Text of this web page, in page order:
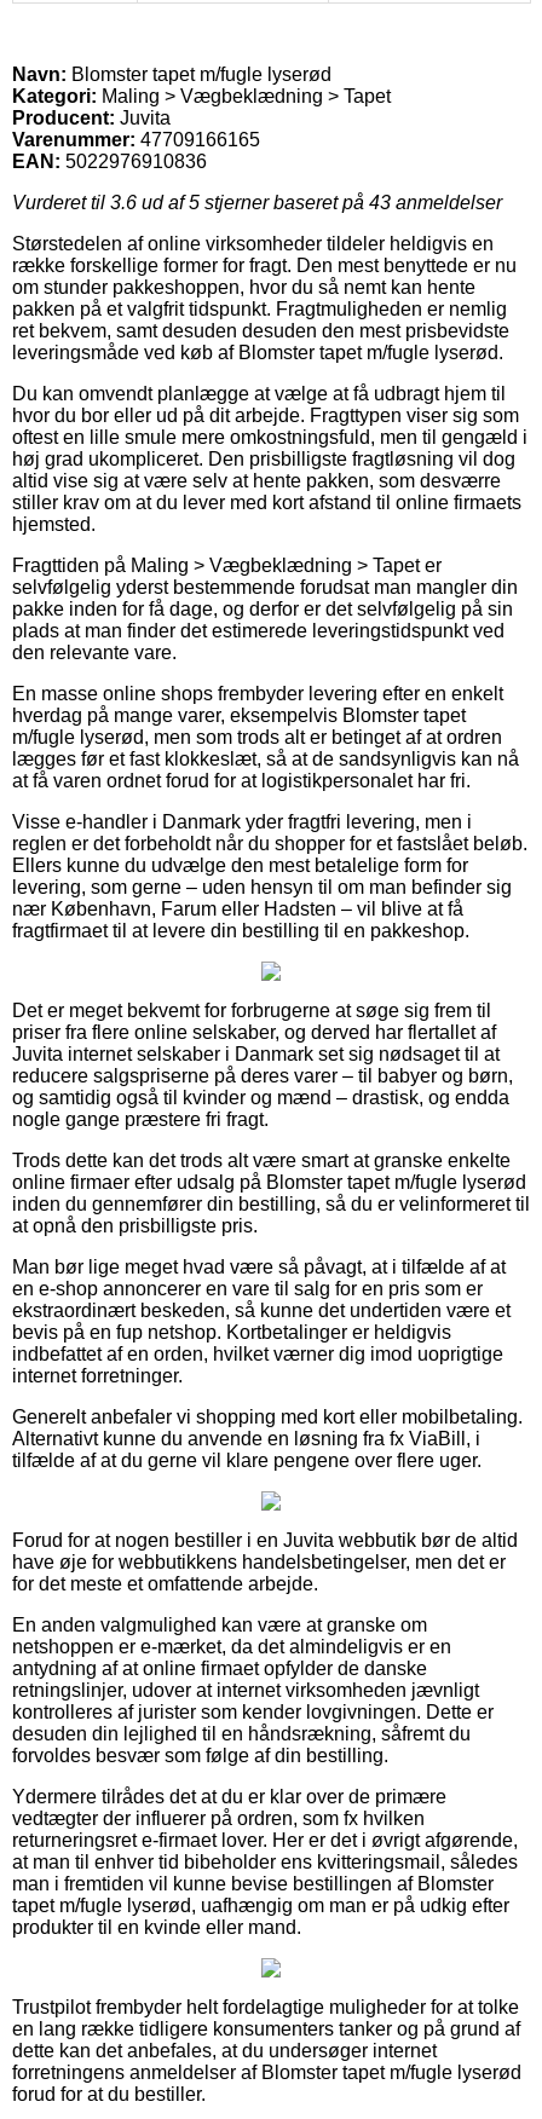
Navn: Blomster tapet m/fugle lyserød
Kategori: Maling > Vægbeklædning > Tapet
Producent: Juvita
Varenummer: 47709166165
EAN: 5022976910836
Vurderet til 3.6 ud af 5 stjerner baseret på 43 anmeldelser
Størstedelen af online virksomheder tildeler heldigvis en
række forskellige former for fragt. Den mest benyttede er nu
om stunder pakkeshoppen, hvor du så nemt kan hente
pakken på et valgfrit tidspunkt. Fragtmuligheden er nemlig
ret bekvem, samt desuden desuden den mest prisbevidste
leveringsmåde ved køb af Blomster tapet m/fugle lyserød.
Du kan omvendt planlægge at vælge at få udbragt hjem til
hvor du bor eller ud på dit arbejde. Fragttypen viser sig som
oftest en lille smule mere omkostningsfuld, men til gengæld i
høj grad ukompliceret. Den prisbilligste fragtløsning vil dog
altid vise sig at være selv at hente pakken, som desværre
stiller krav om at du lever med kort afstand til online firmaets
hjemsted.
Fragttiden på Maling > Vægbeklædning > Tapet er
selvfølgelig yderst bestemmende forudsat man mangler din
pakke inden for få dage, og derfor er det selvfølgelig på sin
plads at man finder det estimerede leveringstidspunkt ved
den relevante vare.
En masse online shops frembyder levering efter en enkelt
hverdag på mange varer, eksempelvis Blomster tapet
m/fugle lyserød, men som trods alt er betinget af at ordren
lægges før et fast klokkeslæt, så at de sandsynligvis kan nå
at få varen ordnet forud for at logistikpersonalet har fri.
Visse e-handler i Danmark yder fragtfri levering, men i
reglen er det forbeholdt når du shopper for et fastslået beløb.
Ellers kunne du udvælge den mest betalelige form for
levering, som gerne – uden hensyn til om man befinder sig
nær København, Farum eller Hadsten – vil blive at få
fragtfirmaet til at levere din bestilling til en pakkeshop.
Det er meget bekvemt for forbrugerne at søge sig frem til
priser fra flere online selskaber, og derved har flertallet af
Juvita internet selskaber i Danmark set sig nødsaget til at
reducere salgspriserne på deres varer – til babyer og børn,
og samtidig også til kvinder og mænd – drastisk, og endda
nogle gange præstere fri fragt.
Trods dette kan det trods alt være smart at granske enkelte
online firmaer efter udsalg på Blomster tapet m/fugle lyserød
inden du gennemfører din bestilling, så du er velinformeret til
at opnå den prisbilligste pris.
Man bør lige meget hvad være så påvagt, at i tilfælde af at
en e-shop annoncerer en vare til salg for en pris som er
ekstraordinært beskeden, så kunne det undertiden være et
bevis på en fup netshop. Kortbetalinger er heldigvis
indbefattet af en orden, hvilket værner dig imod uoprigtige
internet forretninger.
Generelt anbefaler vi shopping med kort eller mobilbetaling.
Alternativt kunne du anvende en løsning fra fx ViaBill, i
tilfælde af at du gerne vil klare pengene over flere uger.
Forud for at nogen bestiller i en Juvita webbutik bør de altid
have øje for webbutikkens handelsbetingelser, men det er
for det meste et omfattende arbejde.
En anden valgmulighed kan være at granske om
netshoppen er e-mærket, da det almindeligvis er en
antydning af at online firmaet opfylder de danske
retningslinjer, udover at internet virksomheden jævnligt
kontrolleres af jurister som kender lovgivningen. Dette er
desuden din lejlighed til en håndsrækning, såfremt du
forvoldes besvær som følge af din bestilling.
Ydermere tilrådes det at du er klar over de primære
vedtægter der influerer på ordren, som fx hvilken
returneringsret e-firmaet lover. Her er det i øvrigt afgørende,
at man til enhver tid bibeholder ens kvitteringsmail, således
man i fremtiden vil kunne bevise bestillingen af Blomster
tapet m/fugle lyserød, uafhængig om man er på udkig efter
produkter til en kvinde eller mand.
Trustpilot frembyder helt fordelagtige muligheder for at tolke
en lang række tidligere konsumenters tanker og på grund af
dette kan det anbefales, at du undersøger internet
forretningens anmeldelser af Blomster tapet m/fugle lyserød
forud for at du bestiller.